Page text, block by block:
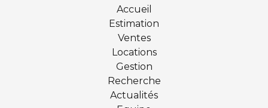
Accueil
Estimation
Ventes
Locations
Gestion
Recherche
Actualités